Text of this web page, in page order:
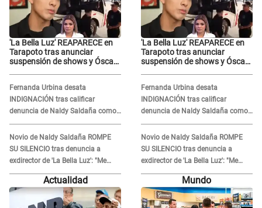
'La Bella Luz' REAPARECE en
Tarapoto tras anunciar
suspensión de shows y Óscar
Fernanda Urbina desata
INDIGNACIÓN tras calificar
denuncia de Naldy Saldaña como
'acto bochornoso': "No es justo
atacar a otra mujer"
Novio de Naldy Saldaña ROMPE
SU SILENCIO tras denuncia a
exdirector de 'La Bella Luz': "Me
basta con que ella esté bien"
'La Bella Luz' REAPARECE en
Tarapoto tras anunciar
suspensión de shows y Óscar
Fernanda Urbina desata
INDIGNACIÓN tras calificar
denuncia de Naldy Saldaña como
'acto bochornoso': "No es justo
atacar a otra mujer"
Novio de Naldy Saldaña ROMPE
SU SILENCIO tras denuncia a
exdirector de 'La Bella Luz': "Me
basta con que ella esté bien"
Actualidad Mundo